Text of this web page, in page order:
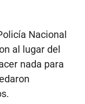
Nacional
al lugar del
nada para